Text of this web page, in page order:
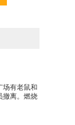
场有老鼠和
撤离。燃烧